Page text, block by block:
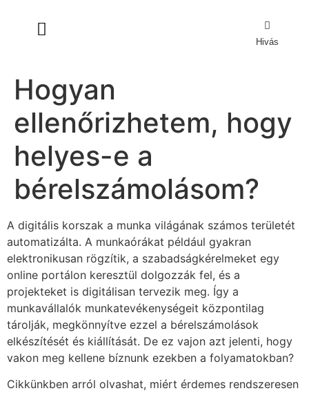
Hivás
Hogyan
ellenőrizhetem, hogy
helyes-e a
bérelszámolásom?
A digitális korszak a munka világának számos területét
automatizálta. A munkaórákat például gyakran
elektronikusan rögzítik, a szabadságkérelmeket egy
online portálon keresztül dolgozzák fel, és a
projekteket is digitálisan tervezik meg. Így a
munkavállalók munkatevékenységeit központilag
tárolják, megkönnyítve ezzel a bérelszámolások
elkészítését és kiállítását. De ez vajon azt jelenti, hogy
vakon meg kellene bíznunk ezekben a folyamatokban?
Cikkünkben arról olvashat, miért érdemes rendszeresen